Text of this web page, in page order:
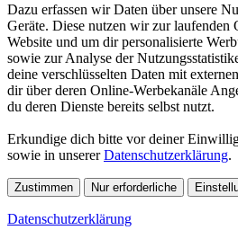
Dazu erfassen wir Daten über unsere
Geräte. Diese nutzen wir zur laufenden
Website und um dir personalisierte
sowie zur Analyse der
deine verschlüsselten Daten mit
dir über deren Online-Werbekanäle
du deren Dienste bereits selbst nutzt.
Erkundige dich bitte vor deiner
sowie in unsererDatenschutzerklärung.
Zustimmen Nur erforderliche
Datenschutzerklärung